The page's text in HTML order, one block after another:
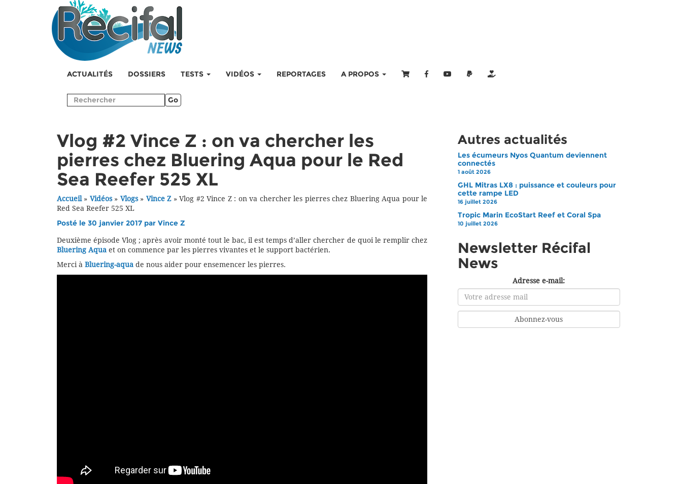
ACTUALITÉS DOSSIERS TESTS VIDÉOS REPORTAGES A PROPOS
Go
Vlog #2 Vince Z : on va chercher les
pierres chez Bluering Aqua pour le Red
Sea Reefer 525 XL
Accueil» Vidéos» Vlogs» Vince Z»Vlog #2 Vince Z : on va chercher les pierres chez Bluering Aqua pour le
Red Sea Reefer 525 XL
Posté le 30 janvier 2017 par Vince Z
Deuxième épisode Vlog ; après avoir monté tout le bac, il est temps d’aller chercher de quoi le remplir chez
Bluering Aqua et on commence par les pierres vivantes et le support bactérien.
Merci à Bluering-aqua de nous aider pour ensemencer les pierres.
Autres actualités
Les écumeurs Nyos Quantum deviennent
connectés
1 août 2026
GHL Mitras LX8 : puissance et couleurs pour
cette rampe LED
16 juillet 2026
Tropic Marin EcoStart Reef et Coral Spa
10 juillet 2026
Newsletter Récifal
News
Adresse e-mail: